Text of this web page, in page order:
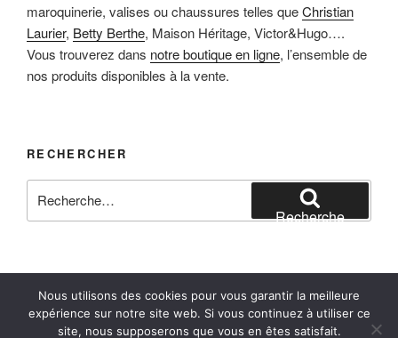
maroquinerie, valises ou chaussures telles queChristian
Laurier, Betty Berthe, Maison Héritage, Victor&Hugo….
Vous trouverez dans notre boutique en ligne, l’ensemble de
nos produits disponibles à la vente.
RECHERCHER
pour
Recherche
Facebook Instagram E-mail
Nous utilisons des cookies pour vous garantir la meilleure
expérience sur notre site web. Si vous continuez à utiliser ce
site, nous supposerons que vous en êtes satisfait.